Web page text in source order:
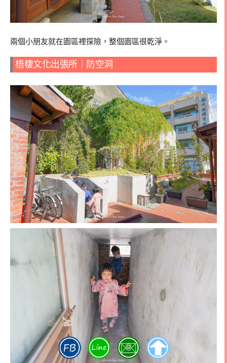
兩個小朋友就在園區裡探險，整個園區很乾淨。
梧棲文化出張所｜防空洞